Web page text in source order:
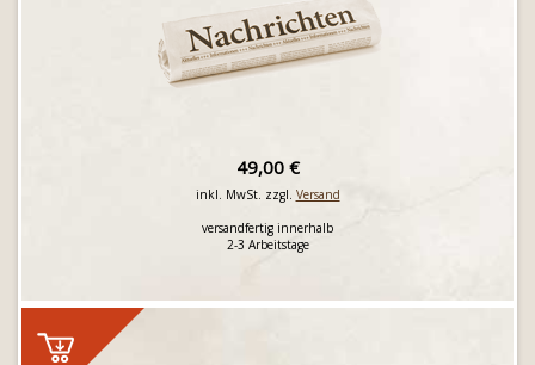
49,00 €
inkl. MwSt. zzgl. Versand
versandfertig innerhalb
2-3 Arbeitstage